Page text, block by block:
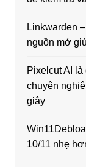
Linkwarden
nguồn mở
Pixelcut AI
chuyên
giây
10/11 nhẹ